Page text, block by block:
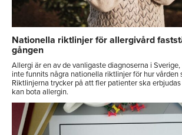
Nationella riktlinjer för allergivård
gången
Allergi är en av de vanligaste diagnoserna i
inte funnits några nationella riktlinjer för hur vården
Riktlinjerna trycker på att fler patienter ska
kan bota allergin.